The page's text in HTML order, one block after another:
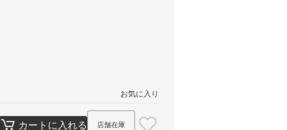
お気に入り
カートに入れる 店舗在庫